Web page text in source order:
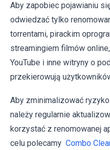
Aby zapobiec pojawianiu
odwiedzać tylko
torrentami, pirackim
streamingiem filmów
YouTube i inne witryny o
przekierowują
Aby zminimalizować
należy regularnie
korzystać z renomowanej
celu polecamy Combo